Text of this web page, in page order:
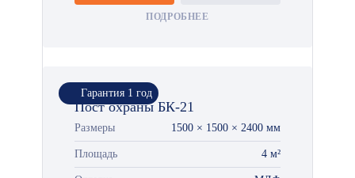
ПОДРОБНЕЕ
Гарантия 1 год
Пост охраны БК-21
Размеры 1500 × 1500 × 2400 мм
Площадь 4 м²